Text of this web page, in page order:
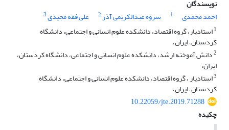
نویسندگان
احمد محمدی
1 سروه عبدالکریمی آذر2 علی فقه مجیدی3
1استادیار، گروه اقتصاد، دانشکده علوم انسانی و اجتماعی، دانشگاه
کردستان، ایران،
2دانش آموخته ارشد، دانشکده علوم انسانی و اجتماعی، دانشگاه کردستان،
ایران،
3استادیار ، گروه اقتصاد، دانشکده علوم انسانی و اجتماعی، دانشگاه
کردستان، ایران،
10.22059/jte.2019.71288
چکیده